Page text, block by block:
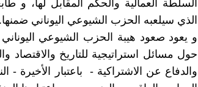
السلطة العمالية والحكم المقابل لها، و
الذي سيلعبه الحزب الشيوعي اليوناني ضمنها.
و يعود صعود هيبة الحزب الشيوعي
حول مسائل استراتيجية للتاريخ والاقتصاد
والدفاع عن الاشتراكية - باعتبار اﻷخيرة -